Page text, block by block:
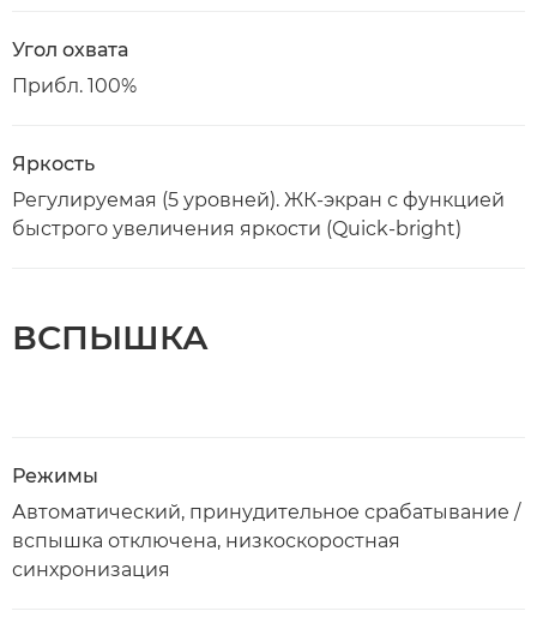
Угол охвата
Прибл. 100%
Яркость
Регулируемая (5 уровней). ЖК-экран с функцией
быстрого увеличения яркости (Quick-bright)
ВСПЫШКА
Режимы
Автоматический, принудительное срабатывание /
вспышка отключена, низкоскоростная
синхронизация